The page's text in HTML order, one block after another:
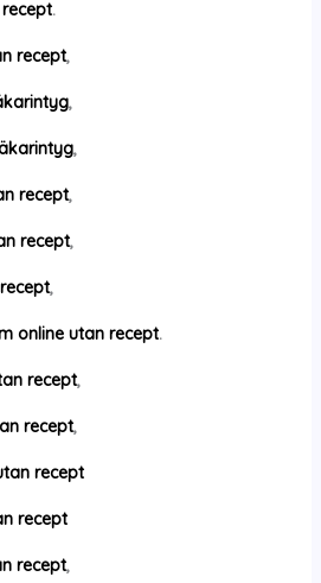
.
recept,
,
,
recept,
recept,
,
online utan recept.
recept,
recept,
recept
recept
recept,